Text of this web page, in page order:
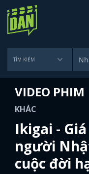
VIDEO PHIM
KHÁC
Ikigai -
người
cuộc đời